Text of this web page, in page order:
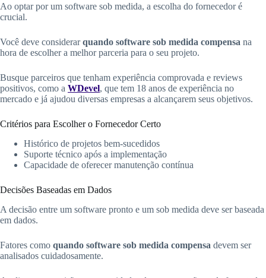
Ao optar por um software sob medida, a escolha do fornecedor é
crucial.
Você deve considerarquando software sob medida compensa na
hora de escolher a melhor parceria para o seu projeto.
Busque parceiros que tenham experiência comprovada e reviews
positivos, como a WDevel, que tem 18 anos de experiência no
mercado e já ajudou diversas empresas a alcançarem seus objetivos.
Critérios para Escolher o Fornecedor Certo
Histórico de projetos bem-sucedidos
Suporte técnico após a implementação
Capacidade de oferecer manutenção contínua
Decisões Baseadas em Dados
A decisão entre um software pronto e um sob medida deve ser baseada
em dados.
Fatores como quando software sob medida compensa devem ser
analisados cuidadosamente.